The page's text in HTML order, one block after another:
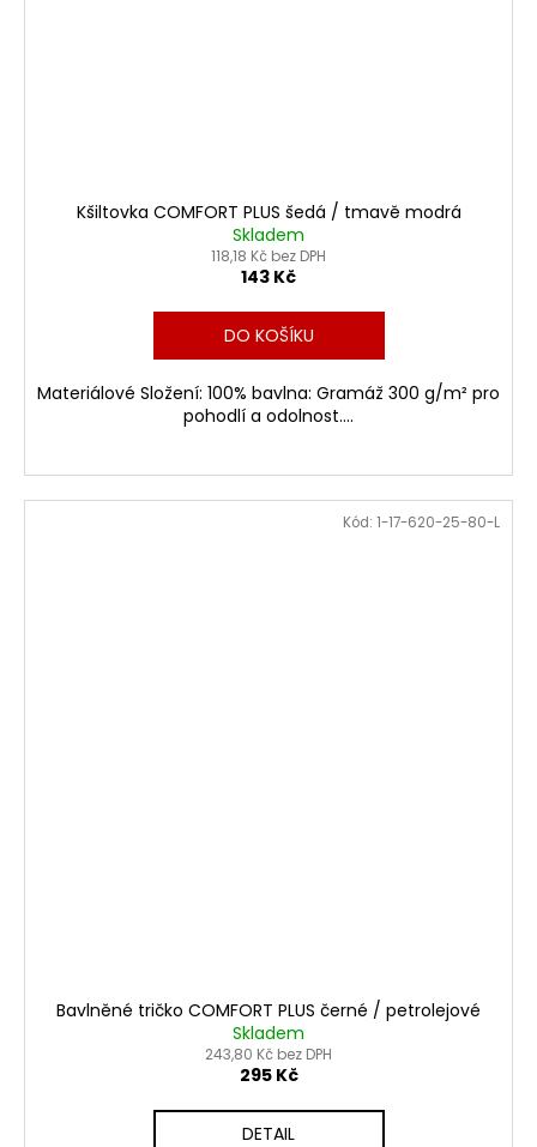
Kšiltovka COMFORT PLUS šedá / tmavě modrá
Skladem
118,18 Kč bez DPH
143 Kč
DO KOŠÍKU
Materiálové Složení: 100% bavlna: Gramáž 300 g/m² pro
pohodlí a odolnost....
Bavlněné tričko COMFORT PLUS černé / petrolejové
Skladem
243,80 Kč bez DPH
295 Kč
DETAIL
Kód: 1-17-620-25-80-L